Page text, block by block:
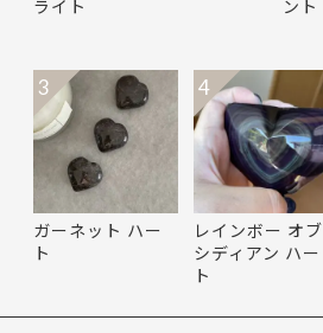
ライト
ント
ガーネット ハー
ト
3
レインボー オブ
シディアン ハー
ト
4